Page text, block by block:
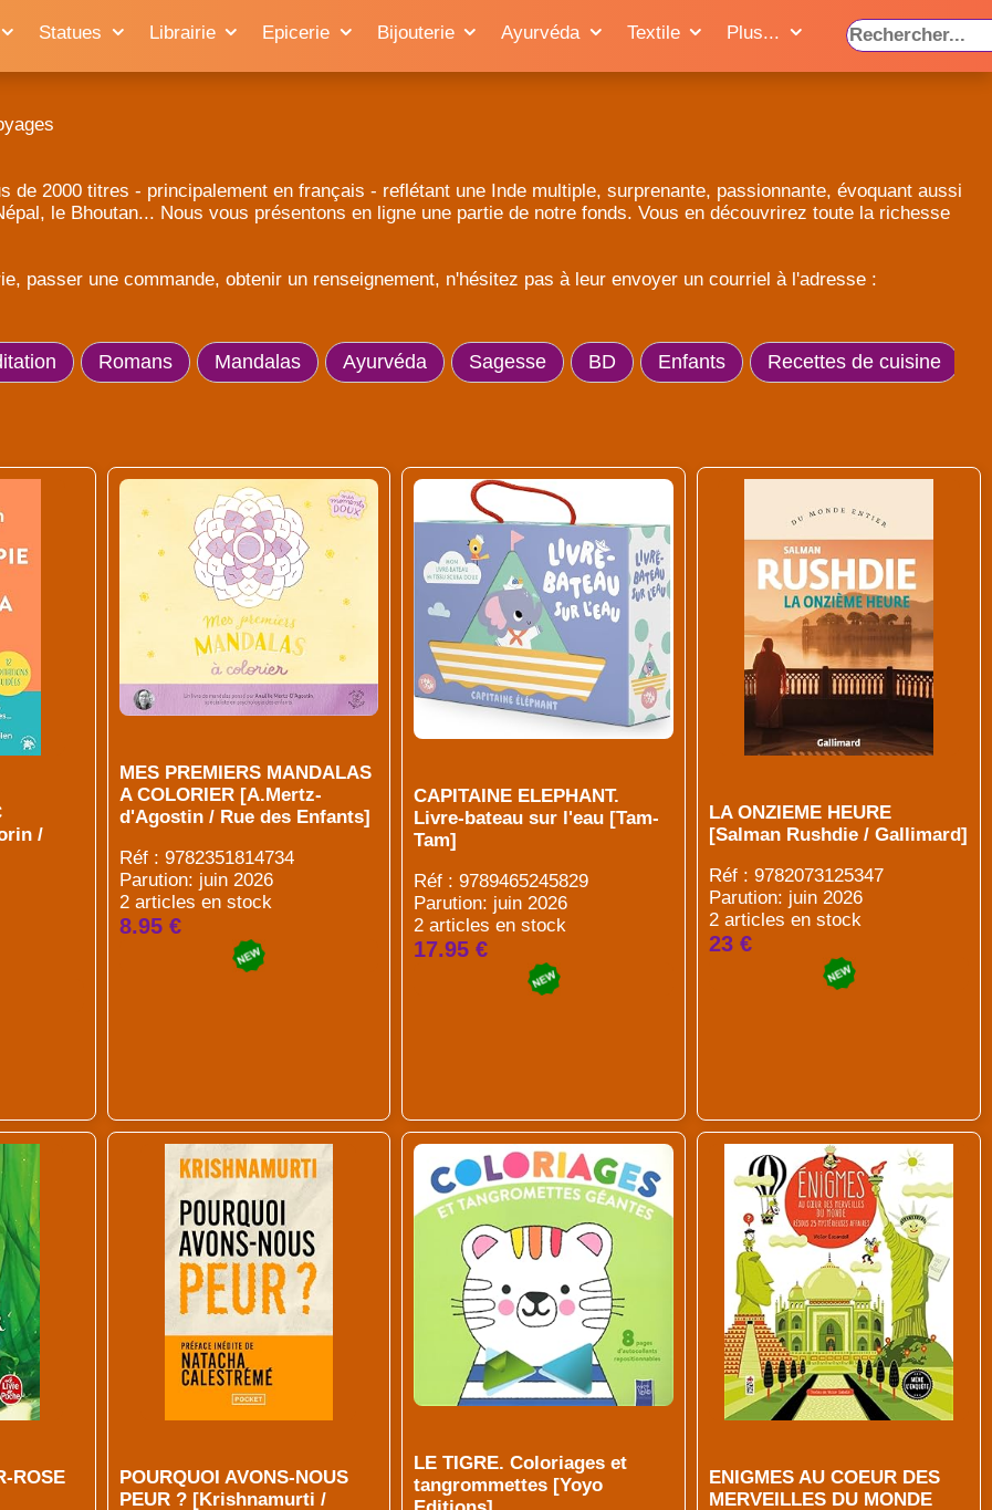
Statues Librairie Epicerie Bijouterie Ayurvéda Textile Plus...
de 2000 titres - principalement en français - reflétant une Inde multiple, surprenante, passionnante, évoquant aussi
le Bhoutan... Nous vous présentons en ligne une partie de notre fonds. Vous en découvrirez toute la richesse
passer une commande, obtenir un renseignement, n'hésitez pas à leur envoyer un courriel à l'adresse :
Romans Mandalas Ayurvéda Sagesse BD Enfants Recettes de cuisine
/
MES PREMIERS MANDALAS
A COLORIER [A.Mertz-
d'Agostin / Rue des Enfants]
Réf : 9782351814734
Parution: juin 2026
2 articles en stock
8.95 €
CAPITAINE ELEPHANT.
Livre-bateau sur l'eau [Tam-
Tam]
Réf : 9789465245829
Parution: juin 2026
2 articles en stock
17.95 €
LA ONZIEME HEURE
[Salman Rushdie / Gallimard]
Réf : 9782073125347
Parution: juin 2026
2 articles en stock
23 €
ROSE
POURQUOI AVONS-NOUS
PEUR ? [Krishnamurti /
LE TIGRE. Coloriages et
tangrommettes [Yoyo
ENIGMES AU COEUR DES
MERVEILLES DU MONDE